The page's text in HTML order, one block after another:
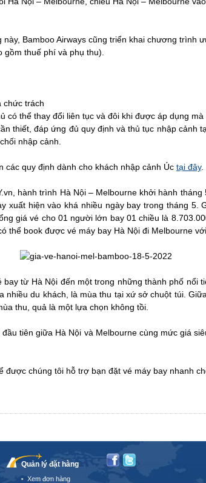
Bamboo Airways cũng triển khai chương trình
thuế phí và phụ thu).
chức trách
có thể thay đổi liên tục và đôi khi được áp dụng mà
thiết, đáp ứng đủ quy định và thủ tục nhập cảnh
nhập cảnh.
các quy định dành cho khách nhập cảnh Úc tại đây.
hành trình Hà Nội – Melbourne khởi hành
xuất hiện vào khá nhiều ngày bay trong tháng 5.
giá vé cho 01 người lớn bay 01 chiều là
thể book được vé máy bay Hà Nội đi Melbourne
từ Hà Nội đến một trong những thành phố nổi
nhiều du khách, là mùa thu tại xứ sở chuột túi.
thu, quả là một lựa chọn không tồi.
tiên giữa Hà Nội và Melbourne cùng mức giá
được chúng tôi hỗ trợ bạn đặt vé máy bay nhanh
Quản lý đặt hàng
Xem đơn hàng